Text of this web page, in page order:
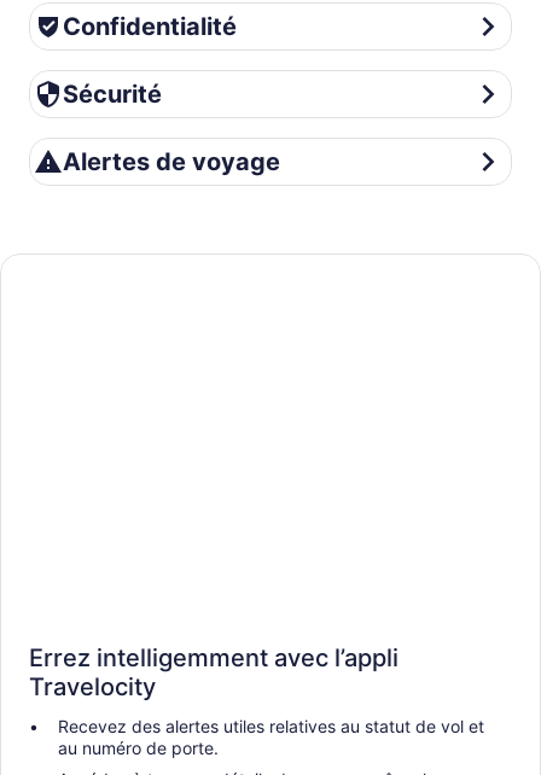
Confidentialité
Confidentialité
Sécurité
Sécurité
Alertes de voyage
Alertes de voyage
Errez intelligemment avec l’appli
Travelocity
Recevez des alertes utiles relatives au statut de vol et
au numéro de porte.